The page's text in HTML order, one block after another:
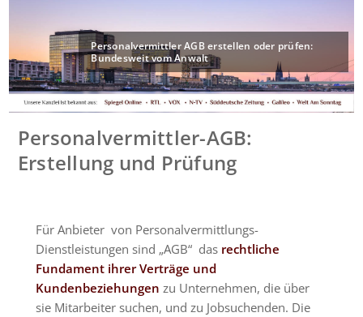
Personalvermittler AGB erstellen oder prüfen:
Bundesweit vom Anwalt
Personalvermittler-AGB:
Erstellung und Prüfung
Für Anbieter von Personalvermittlungs-
Dienstleistungen sind „AGB“ das rechtliche
Fundament ihrer Verträge und
Kundenbeziehungenzu Unternehmen, die über
sie Mitarbeiter suchen, und zu Jobsuchenden. Die